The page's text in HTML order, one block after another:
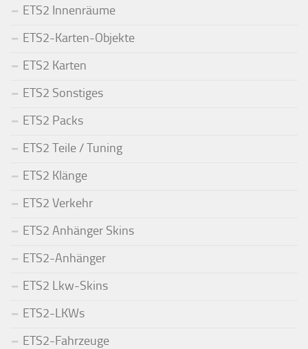
ETS2 Innenräume
ETS2-Karten-Objekte
ETS2 Karten
ETS2 Sonstiges
ETS2 Packs
ETS2 Teile / Tuning
ETS2 Klänge
ETS2 Verkehr
ETS2 Anhänger Skins
ETS2-Anhänger
ETS2 Lkw-Skins
ETS2-LKWs
ETS2-Fahrzeuge